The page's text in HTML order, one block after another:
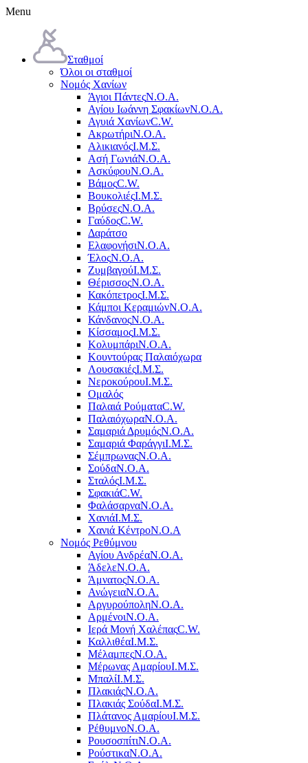
Menu
Σταθμοί
Όλοι οι σταθμοί
Νομός Χανίων
Άγιοι ΠάντεςΝ.Ο.Α.
Αγίου Ιωάννη ΣφακίωνΝ.Ο.Α.
Αγυιά ΧανίωνC.W.
ΑκρωτήριΝ.Ο.Α.
ΑλικιανόςΙ.Μ.Σ.
Ασή ΓωνιάΝ.Ο.Α.
ΑσκύφουΝ.Ο.Α.
ΒάμοςC.W.
ΒουκολιέςΙ.Μ.Σ.
ΒρύσεςΝ.Ο.Α.
ΓαύδοςC.W.
Δαράτσο
ΕλαφονήσιΝ.Ο.Α.
ΈλοςΝ.Ο.Α.
ΖυμβαγούΙ.Μ.Σ.
ΘέρισσοςΝ.Ο.Α.
ΚακόπετροςΙ.Μ.Σ.
Κάμποι ΚεραμιώνΝ.Ο.Α.
ΚάνδανοςΝ.Ο.Α.
ΚίσσαμοςΙ.Μ.Σ.
ΚολυμπάριΝ.Ο.Α.
Κουντούρας Παλαιόχωρα
ΛουσακιέςΙ.Μ.Σ.
ΝεροκούρουΙ.Μ.Σ.
Ομαλός
Παλαιά ΡούματαC.W.
ΠαλαιόχωραΝ.Ο.Α.
Σαμαριά ΔρυμόςΝ.Ο.Α.
Σαμαριά ΦαράγγιΙ.Μ.Σ.
ΣέμπρωναςΝ.Ο.Α.
ΣούδαΝ.Ο.Α.
ΣταλόςΙ.Μ.Σ.
ΣφακιάC.W.
ΦαλάσαρναΝ.Ο.Α.
ΧανιάΙ.Μ.Σ.
Χανιά ΚέντροN.O.A
Νομός Ρεθύμνου
Αγίου ΑνδρέαΝ.Ο.Α.
ΆδελεΝ.Ο.Α.
ΆμνατοςΝ.Ο.Α.
ΑνώγειαΝ.Ο.Α.
ΑργυρούποληΝ.Ο.Α.
ΑρμένοιΝ.Ο.Α.
Ιερά Μονή ΧαλέπαςC.W.
ΚαλλιθέαΙ.Μ.Σ.
ΜέλαμπεςΝ.Ο.Α.
Μέρωνας ΑμαρίουΙ.Μ.Σ.
ΜπαλίΙ.Μ.Σ.
ΠλακιάςΝ.Ο.Α.
Πλακιάς ΣούδαΙ.Μ.Σ.
Πλάτανος ΑμαρίουΙ.Μ.Σ.
ΡέθυμνοΝ.Ο.Α.
ΡουσοσπίτιΝ.Ο.Α.
ΡούστικαΝ.Ο.Α.